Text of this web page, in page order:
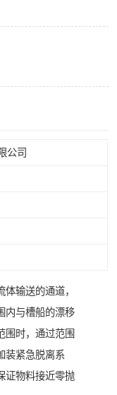
公司
输送的通道，
内与槽船的漂移
围时，通过范围
装紧急脱离系
证物料接近零抛